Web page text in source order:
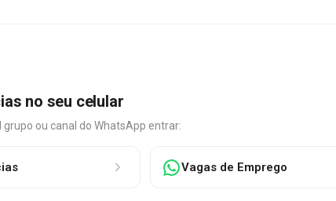
no seu celular
grupo ou canal do WhatsApp entrar:
Vagas de Emprego